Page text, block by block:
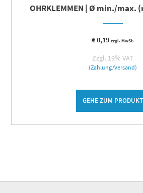
OHRKLEMMEN | Ø min./max.
€0,19 zzgl. MwSt.
Zzgl. 19% VAT
(Zahlung/Versand)
GEHE ZUM PRODUKT